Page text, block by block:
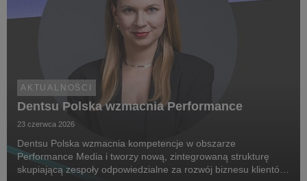
AKTUALNOŚCI
Dentsu Polska wzmacnia Performance
23 czerwca 2026
Dentsu Polska wzmacnia kompetencje w obszarze
Performance Media i tworzy nową, zintegrowaną strukturę
skupiającą zespoły odpowiedzialne za rozwój biznesu klientów